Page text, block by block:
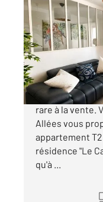
39,05 m2, 2
Ref : 922
332
Appartement
rare à la vente.
Allées vous
appartement
résidence "Le
qu'à ...